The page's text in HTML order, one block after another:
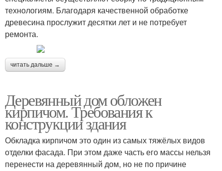
технологиям. Благодаря качественной обработке
древесина прослужит десятки лет и не потребует
ремонта.
читать дальше →
Деревянный дом обложен
кирпичом. Требования к
конструкции здания
Обкладка кирпичом это один из самых тяжёлых видов
отделки фасада. При этом даже часть его массы нельзя
перенести на деревянный дом, но не по причине